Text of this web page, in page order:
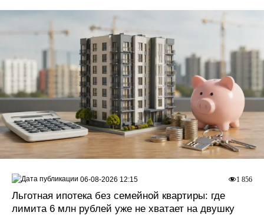
Льготная ипотека без семейной квартиры: где
лимита 6 млн рублей уже не хватает на двушку
1 856
06-08-2026 12:15